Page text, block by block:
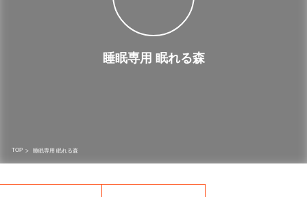
睡眠専用 眠れる森
TOP > 睡眠専用 眠れる森